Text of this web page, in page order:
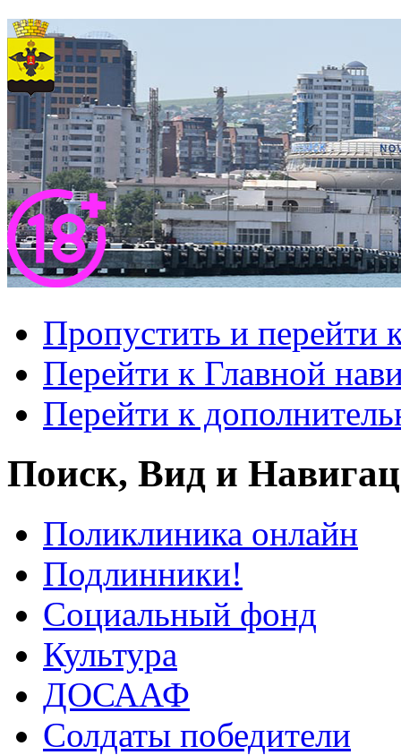
Пропустить и перейти
Перейти к Главной
Перейти к
Поиск, Вид и
Поликлиника онлайн
Подлинники!
Социальный фонд
Культура
ДОСААФ
Солдаты победители